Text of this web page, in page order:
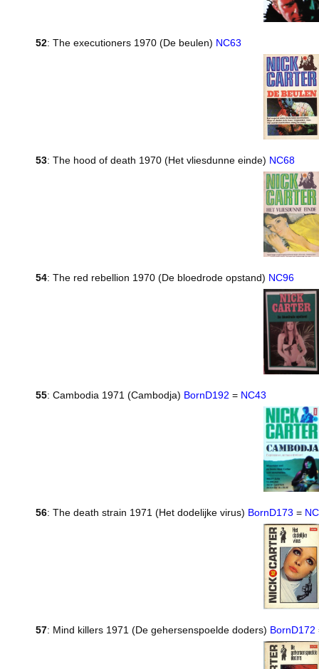
52: The executioners 1970 (De beulen) NC63
53: The hood of death 1970 (Het vliesdunne einde) NC68
54: The red rebellion 1970 (De bloedrode opstand) NC96
55: Cambodia 1971 (Cambodja) BornD192 = NC43
56: The death strain 1971 (Het dodelijke virus) BornD173 =
57: Mind killers 1971 (De gehersenspoelde doders) BornD172